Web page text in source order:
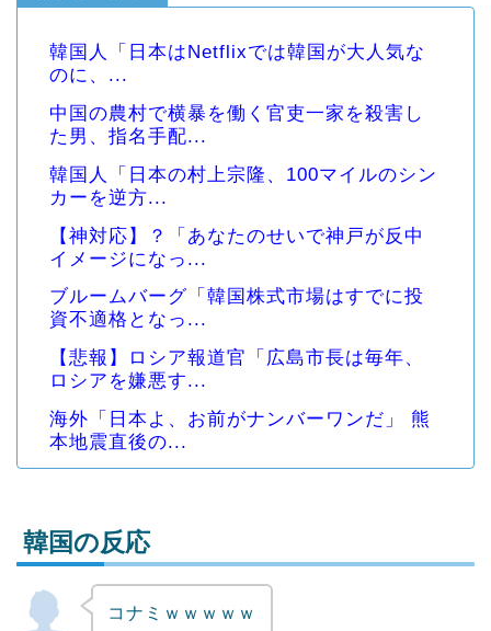
韓国人「日本はNetflixでは韓国が大人気な
のに、...
中国の農村で横暴を働く官吏一家を殺害し
た男、指名手配...
韓国人「日本の村上宗隆、100マイルのシン
カーを逆方...
【神対応】？「あなたのせいで神戸が反中
イメージになっ...
ブルームバーグ「韓国株式市場はすでに投
資不適格となっ...
【悲報】ロシア報道官「広島市長は毎年、
ロシアを嫌悪す...
海外「日本よ、お前がナンバーワンだ」 熊
本地震直後の...
Powered by livedoor 相互RSS
韓国の反応
コナミｗｗｗｗｗ